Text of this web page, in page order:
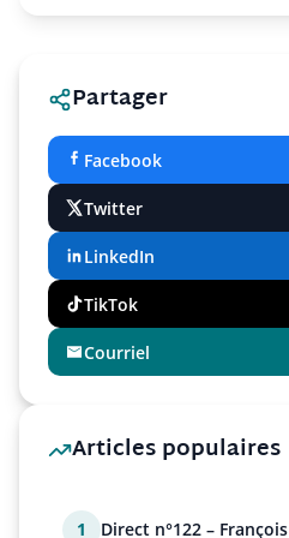
Partager
Facebook
Twitter
LinkedIn
TikTok
Courriel
Articles populaires
1 Direct n°122 –